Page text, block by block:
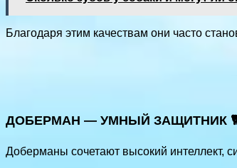
Благодаря этим качествам они часто
ДОБЕРМАН — УМНЫЙ ЗАЩИТНИК
Доберманы сочетают высокий интеллект,